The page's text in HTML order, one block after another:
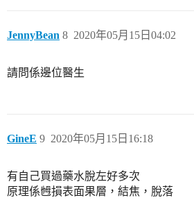
JennyBean 2020年05月15日04:02
8
請問係邊位醫生
GineE 2020年05月15日16:18
9
有自己買過藥水脫左好多次
原理係乸損表面果層，結焦，脫落